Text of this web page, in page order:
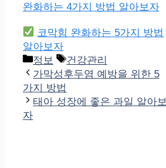
완화하는 4가지 방법 알아보자
코막힘 완화하는 5가지 방법
알아보자
Categories
정보 Tags
건강관리
가막성후두염 예방을 위한 5
가지 방법
태아 성장에 좋은 과일 알아보
자